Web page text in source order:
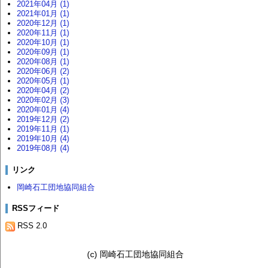
2021年04月 (1)
2021年01月 (1)
2020年12月 (1)
2020年11月 (1)
2020年10月 (1)
2020年09月 (1)
2020年08月 (1)
2020年06月 (2)
2020年05月 (1)
2020年04月 (2)
2020年02月 (3)
2020年01月 (4)
2019年12月 (2)
2019年11月 (1)
2019年10月 (4)
2019年08月 (4)
リンク
岡崎石工団地協同組合
RSSフィード
RSS 2.0
(c) 岡崎石工団地協同組合